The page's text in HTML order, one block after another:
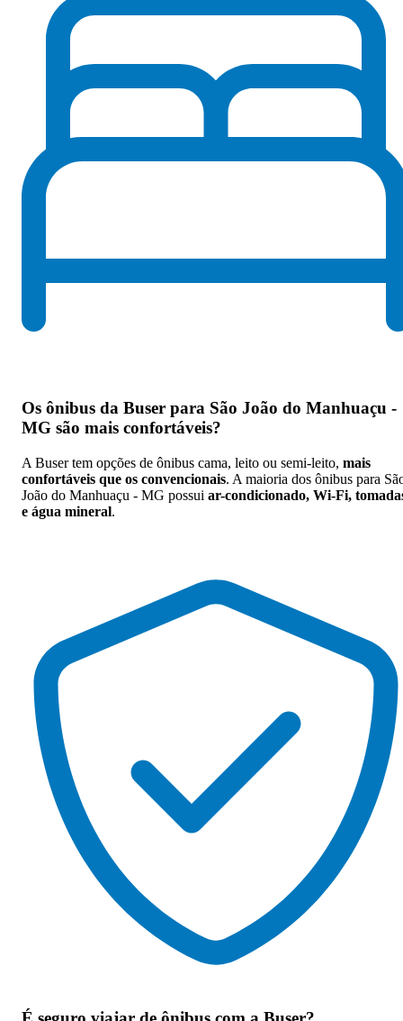
Os ônibus da Buser para São João do Manhuaçu -
MG são mais confortáveis?
A Buser tem opções de ônibus cama, leito ou semi-leito, mais
confortáveis que os convencionais. A maioria dos ônibus para
João do Manhuaçu - MG possui ar-condicionado, Wi-Fi,
e água mineral.